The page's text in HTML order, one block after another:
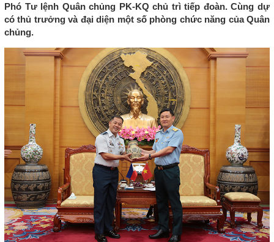
Phó Tư lệnh Quân chủng PK-KQ chủ trì tiếp đoàn. Cùng dự
có thủ trưởng và đại diện một số phòng chức năng của Quân
chủng.